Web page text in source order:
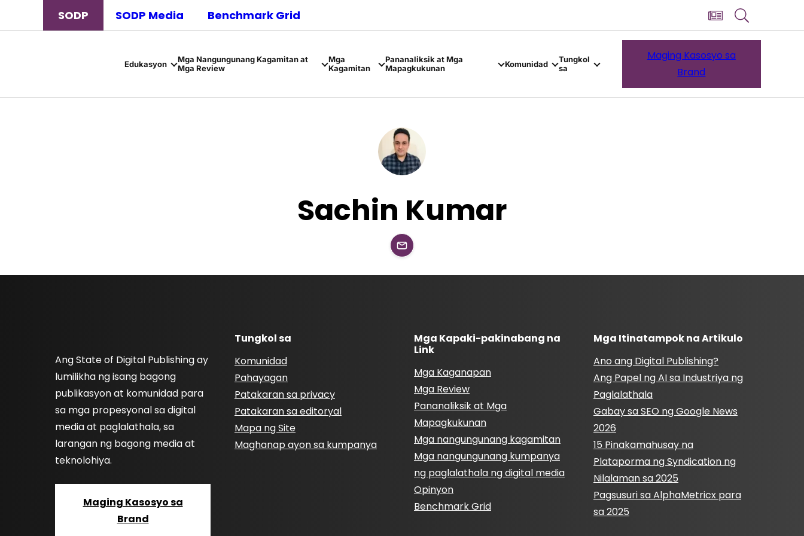
SODP SODP Media Benchmark Grid
Edukasyon
Mga Nangungunang Kagamitan at
Mga Review
Mga
Kagamitan
Pananaliksik at Mga
Mapagkukunan
Komunidad
Tungkol
sa
Maging Kasosyo sa
Brand
Sachin Kumar
Ang State of Digital Publishing ay
lumilikha ng isang bagong
publikasyon at komunidad para
sa mga propesyonal sa digital
media at paglalathala, sa
larangan ng bagong media at
teknolohiya.
Maging Kasosyo sa
Brand
Tungkol sa
Komunidad
Pahayagan
Patakaran sa privacy
Patakaran sa editoryal
Mapa ng Site
Maghanap ayon sa kumpanya
Mga Kapaki-pakinabang na
Link
Mga Kaganapan
Mga Review
Pananaliksik at Mga
Mapagkukunan
Mga nangungunang kagamitan
Mga nangungunang kumpanya
ng paglalathala ng digital media
Opinyon
Benchmark Grid
Mga Itinatampok na Artikulo
Ano ang Digital Publishing?
Ang Papel ng AI sa Industriya ng
Paglalathala
Gabay sa SEO ng Google News
2026
15 Pinakamahusay na
Plataporma ng Syndication ng
Nilalaman sa 2025
Pagsusuri sa AlphaMetricx para
sa 2025